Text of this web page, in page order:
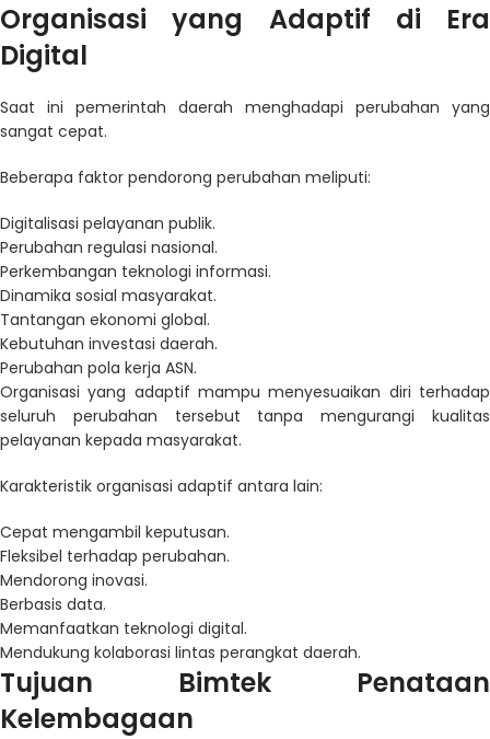
Organisasi yang Adaptif di Era
Digital
Saat ini pemerintah daerah menghadapi perubahan yang
sangat cepat.
Beberapa faktor pendorong perubahan meliputi:
Digitalisasi pelayanan publik.
Perubahan regulasi nasional.
Perkembangan teknologi informasi.
Dinamika sosial masyarakat.
Tantangan ekonomi global.
Kebutuhan investasi daerah.
Perubahan pola kerja ASN.
Organisasi yang adaptif mampu menyesuaikan diri terhadap
seluruh perubahan tersebut tanpa mengurangi kualitas
pelayanan kepada masyarakat.
Karakteristik organisasi adaptif antara lain:
Cepat mengambil keputusan.
Fleksibel terhadap perubahan.
Mendorong inovasi.
Berbasis data.
Memanfaatkan teknologi digital.
Mendukung kolaborasi lintas perangkat daerah.
Tujuan Bimtek Penataan
Kelembagaan